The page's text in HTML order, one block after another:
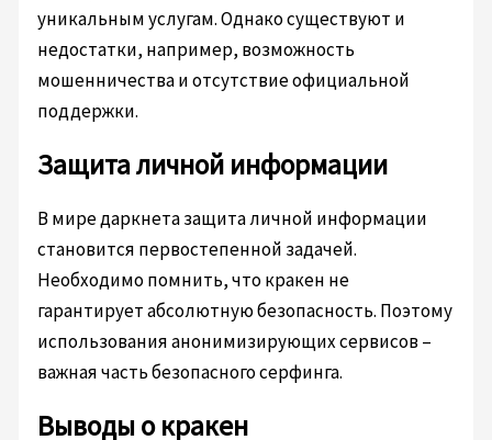
уникальным услугам. Однако существуют и
недостатки, например, возможность
мошенничества и отсутствие официальной
поддержки.
Защита личной информации
В мире даркнета защита личной информации
становится первостепенной задачей.
Необходимо помнить, что кракен не
гарантирует абсолютную безопасность. Поэтому
использования анонимизирующих сервисов –
важная часть безопасного серфинга.
Выводы о кракен